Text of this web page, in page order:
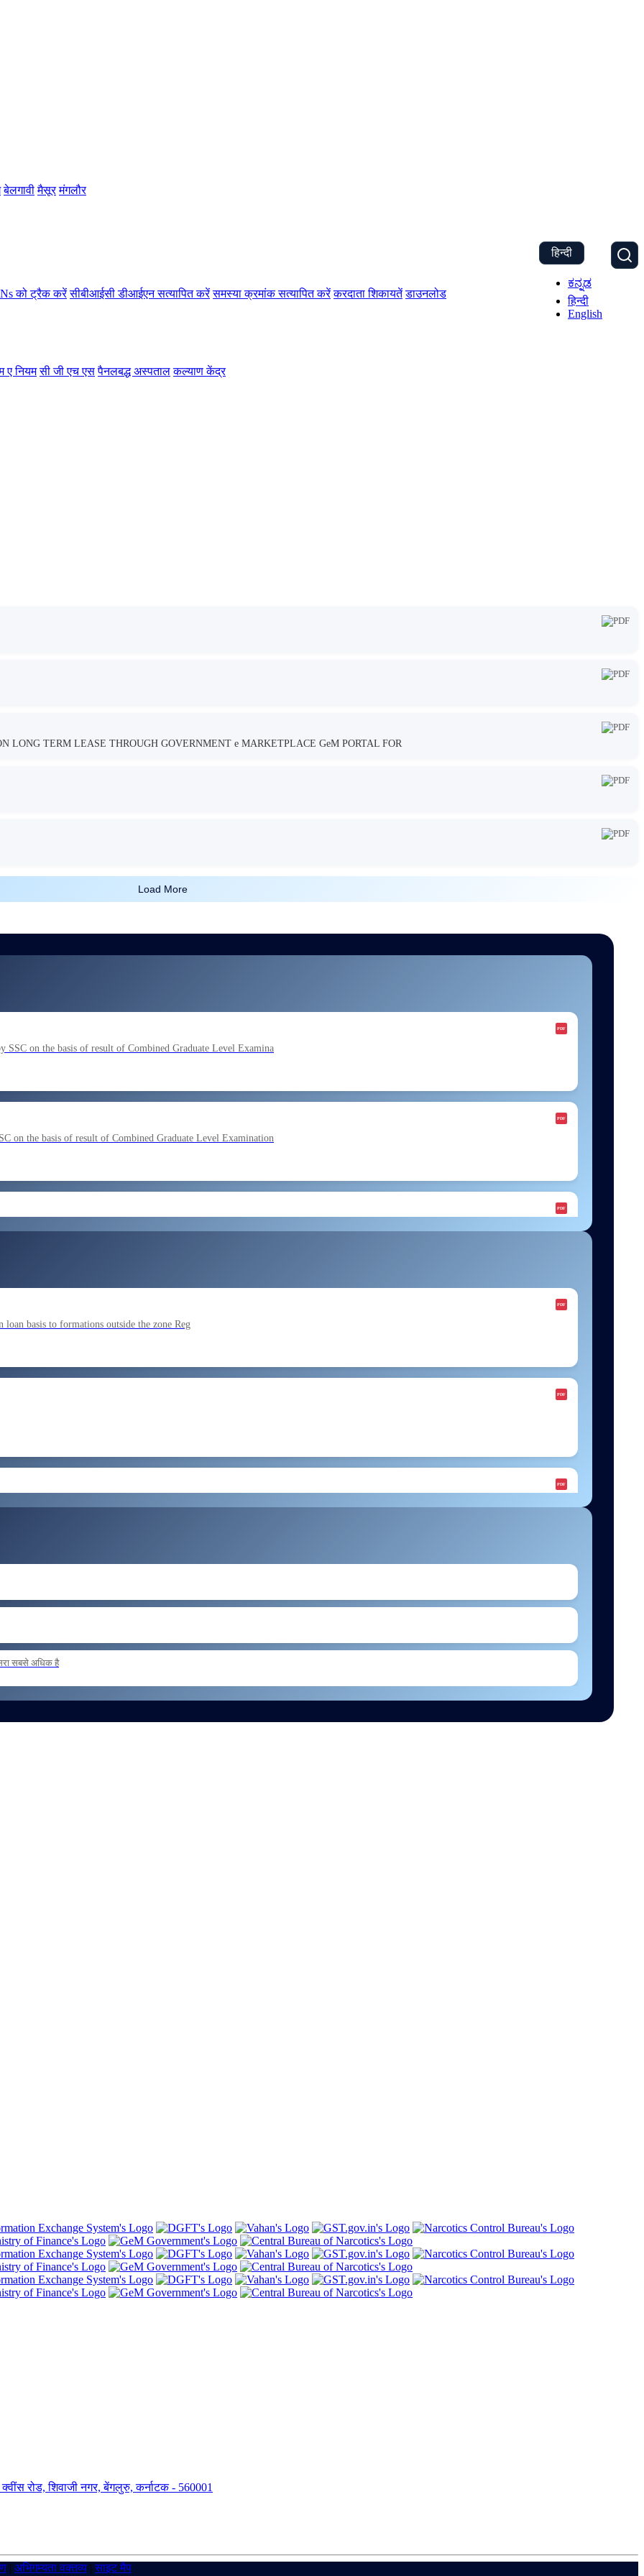
बेलगावी मैसूर मंगलौर
को ट्रैक करें सीबीआईसी डीआईएन सत्यापित करें समस्या क्रमांक सत्यापित करें करदाता शिकायतें डाउनलोड
ए नियम सी जी एच एस पैनलबद्ध अस्पताल कल्याण केंद्र
हिन्दी
ಕನ್ನಡ
हिन्दी
English
LONG TERM LEASE THROUGH GOVERNMENT e MARKETPLACE GeM PORTAL FOR
Load More
on the basis of result of Combined Graduate Level Examina
on the basis of result of Combined Graduate Level Examination
by SSC on the basis of result of CombIned Graduate Level E
on U hRM the basis of result of Combined Graduate Level E
basis to formations outside the zone Reg
POSTING OF INSPECTORS REG
सबसे अधिक है
रोड, शिवाजी नगर, बेंगलुरु, कर्नाटक - 560001
| अभिगम्यता वक्तव्य |साइट मैप